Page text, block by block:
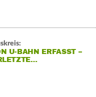
U-BAHN ERFASST –